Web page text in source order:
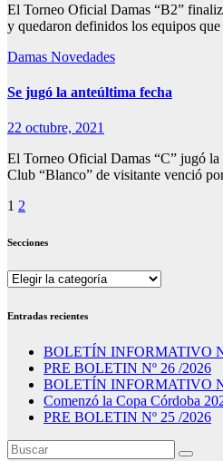
El Torneo Oficial Damas “B2”
y quedaron definidos los equipos
Damas Novedades
Se jugó la anteúltima fecha
22 octubre, 2021
El Torneo Oficial Damas “C” jugó
Club “Blanco” de visitante venció
Paginación
de
1 2
Secciones
Secciones
Entradas recientes
BOLETÍN INFORMATIVO
PRE BOLETIN Nº 26 /2026
BOLETÍN INFORMATIVO
Comenzó la Copa Córdoba
PRE BOLETIN Nº 25 /2026